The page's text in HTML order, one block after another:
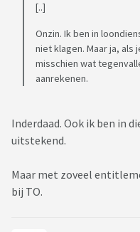
[..]
Onzin. Ik ben in
niet klagen. Maar ja, als
misschien wat
aanrekenen.
Inderdaad. Ook ik ben in
uitstekend.
Maar met zoveel
bij TO.